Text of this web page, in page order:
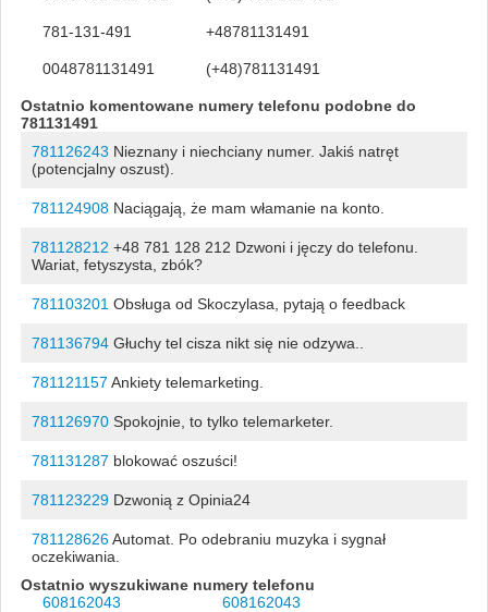
781-131-491 +48781131491
0048781131491 (+48)781131491
Ostatnio komentowane numery telefonu podobne do
781131491
781126243 Nieznany i niechciany numer. Jakiś natręt
(potencjalny oszust).
781124908Naciągają, że mam włamanie na konto.
781128212 +48 781 128 212 Dzwoni i jęczy do telefonu.
Wariat, fetyszysta, zbók?
781103201 Obsługa od Skoczylasa, pytają o feedback
781136794Głuchy tel cisza nikt się nie odzywa..
781121157 Ankiety telemarketing.
781126970Spokojnie, to tylko telemarketer.
781131287 blokować oszuści!
781123229Dzwonią z Opinia24
781128626Automat. Po odebraniu muzyka i sygnał
oczekiwania.
Ostatnio wyszukiwane numery telefonu
608162043
608162043